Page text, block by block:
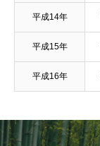
平成14年
平成15年
平成16年